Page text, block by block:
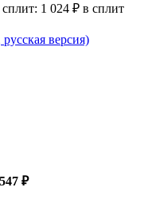
1 024 ₽ в сплит
версия)
₽